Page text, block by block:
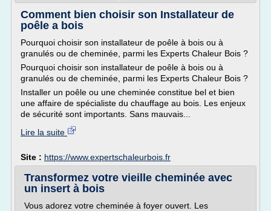
Comment bien choisir son Installateur de
poêle a bois
Pourquoi choisir son installateur de poêle à bois ou à
granulés ou de cheminée, parmi les Experts Chaleur Bois ?
Pourquoi choisir son installateur de poêle à bois ou à
granulés ou de cheminée, parmi les Experts Chaleur Bois ?
Installer un poêle ou une cheminée constitue bel et bien
une affaire de spécialiste du chauffage au bois. Les enjeux
de sécurité sont importants. Sans mauvais...
Lire la suite
Site : https://www.expertschaleurbois.fr
Transformez votre vieille cheminée avec
un insert à bois
Vous adorez votre cheminée à foyer ouvert. Les